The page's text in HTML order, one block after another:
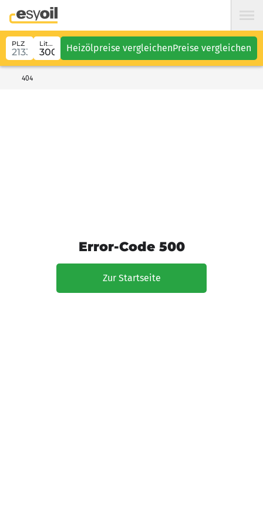
PLZ Liter Heizölpreise vergleichenPreise vergleichen
404
Error-Code 500
Zur Startseite